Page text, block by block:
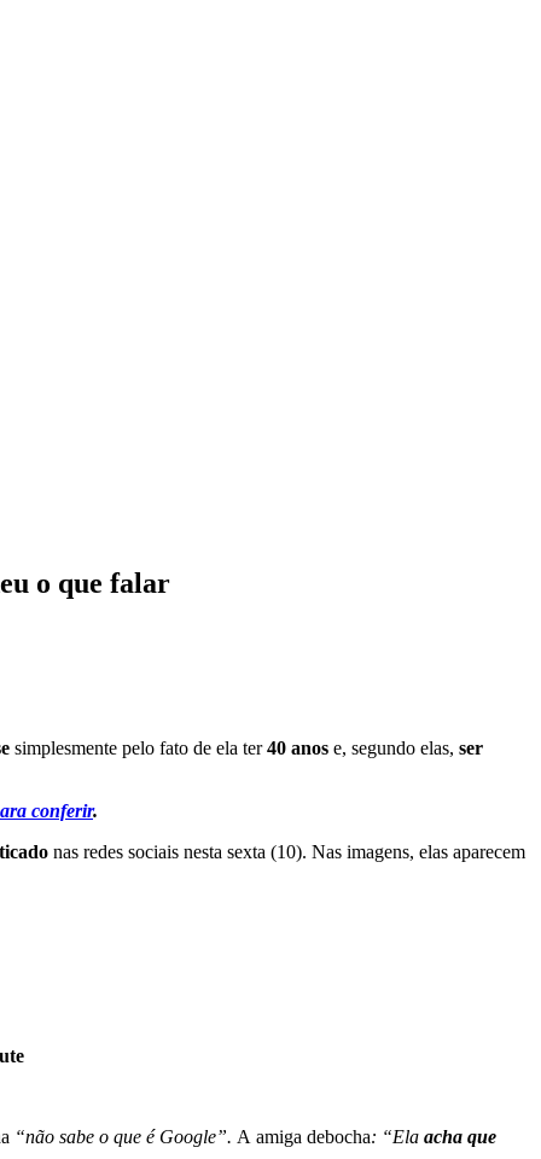
o que falar
simplesmente pelo fato de ela ter40 anos e, segundo elas, ser
conferir.
nas redes sociais nesta sexta (10). Nas imagens, elas aparecem
“não sabe o que é Google”. A amiga debocha: “Ela acha que